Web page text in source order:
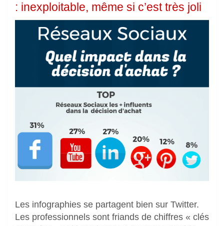
: inexploitable, même si c’est très joli
Les infographies se partagent bien sur Twitter.
Les professionnels sont friands de chiffres « clés